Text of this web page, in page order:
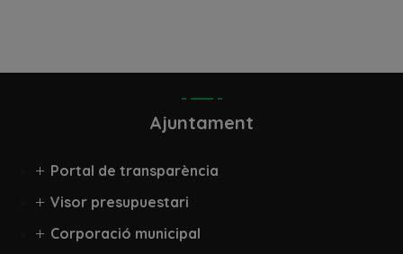
Ajuntament
Portal de transparència
Visor presupuestari
Corporació municipal